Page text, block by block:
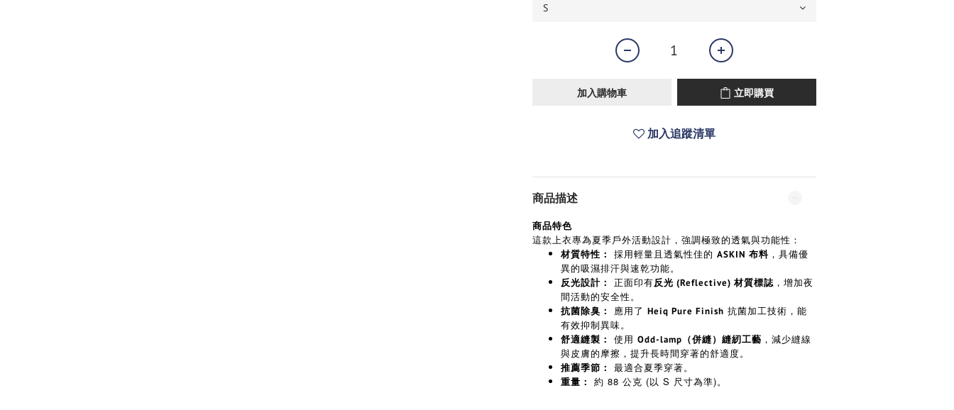
加入購物車 立即購買
加入追蹤清單
商品描述
商品特色
這款上衣專為夏季戶外活動設計，強調極致的透氣與功能性：
材質特性： 採用輕量且透氣性佳的 ASKIN 布料，具備優
異的吸濕排汗與速乾功能。
反光設計： 正面印有反光 (Reflective) 材質標誌，增加夜
間活動的安全性。
抗菌除臭： 應用了 Heiq Pure Finish 抗菌加工技術，能
有效抑制異味。
舒適縫製： 使用 Odd-lamp（併縫）縫紉工藝 ，減少縫線
與皮膚的摩擦，提升長時間穿著的舒適度。
推薦季節： 最適合夏季穿著。
重量： 約 88 公克 (以 S 尺寸為準)。